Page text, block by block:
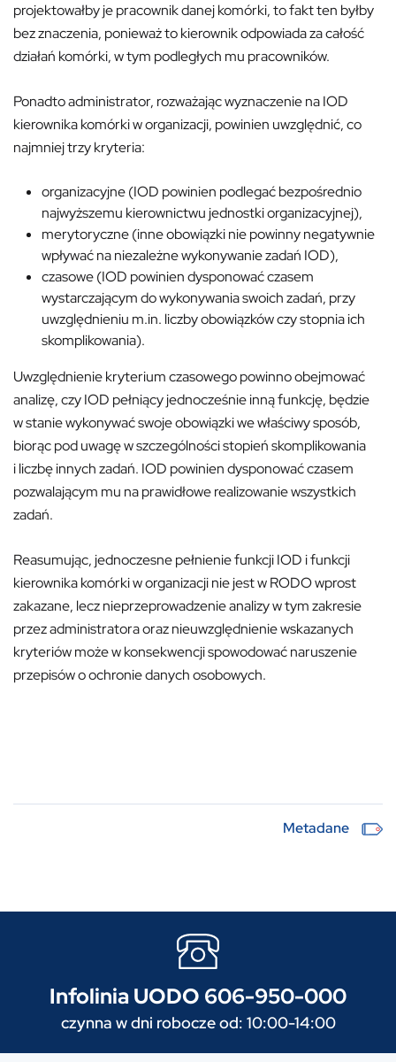
projektowałby je pracownik danej komórki, to fakt ten byłby
bez znaczenia, ponieważ to kierownik odpowiada za całość
działań komórki, w tym podległych mu pracowników.
Ponadto administrator, rozważając wyznaczenie na IOD
kierownika komórki w organizacji, powinien uwzględnić, co
najmniej trzy kryteria:
organizacyjne (IOD powinien podlegać bezpośrednio
najwyższemu kierownictwu jednostki organizacyjnej),
merytoryczne (inne obowiązki nie powinny negatywnie
wpływać na niezależne wykonywanie zadań IOD),
czasowe (IOD powinien dysponować czasem
wystarczającym do wykonywania swoich zadań, przy
uwzględnieniu m.in. liczby obowiązków czy stopnia ich
skomplikowania).
Uwzględnienie kryterium czasowego powinno obejmować
analizę, czy IOD pełniący jednocześnie inną funkcję, będzie
w stanie wykonywać swoje obowiązki we właściwy sposób,
biorąc pod uwagę w szczególności stopień skomplikowania
i liczbę innych zadań. IOD powinien dysponować czasem
pozwalającym mu na prawidłowe realizowanie wszystkich
zadań.
Reasumując, jednoczesne pełnienie funkcji IOD i funkcji
kierownika komórki w organizacji nie jest w RODO wprost
zakazane, lecz nieprzeprowadzenie analizy w tym zakresie
przez administratora oraz nieuwzględnienie wskazanych
kryteriów może w konsekwencji spowodować naruszenie
przepisów o ochronie danych osobowych.
Metadane
Infolinia UODO 606-950-000
czynna w dni robocze od: 10:00-14:00